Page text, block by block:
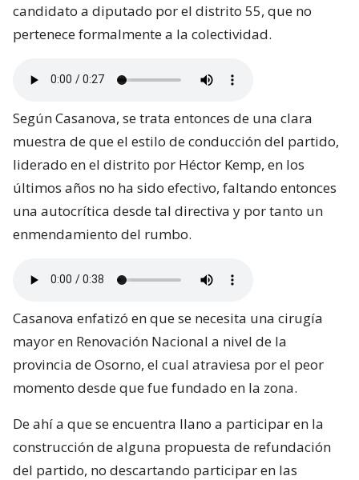
candidato a diputado por el distrito 55, que no
pertenece formalmente a la colectividad.
Según Casanova, se trata entonces de una clara
muestra de que el estilo de conducción del partido,
liderado en el distrito por Héctor Kemp, en los
últimos años no ha sido efectivo, faltando entonces
una autocrítica desde tal directiva y por tanto un
enmendamiento del rumbo.
Casanova enfatizó en que se necesita una cirugía
mayor en Renovación Nacional a nivel de la
provincia de Osorno, el cual atraviesa por el peor
momento desde que fue fundado en la zona.
De ahí a que se encuentra llano a participar en la
construcción de alguna propuesta de refundación
del partido, no descartando participar en las